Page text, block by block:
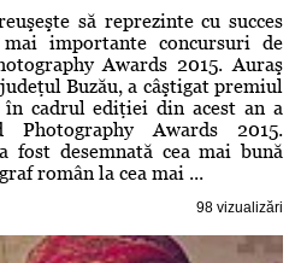
să reprezinte cu succes
importante concursuri de
Awards 2015. Auraş
Buzău, a câştigat premiul
cadrul ediţiei din acest an a
Photography Awards 2015.
fost desemnată cea mai bună
român la cea mai ...
98 vizualizări